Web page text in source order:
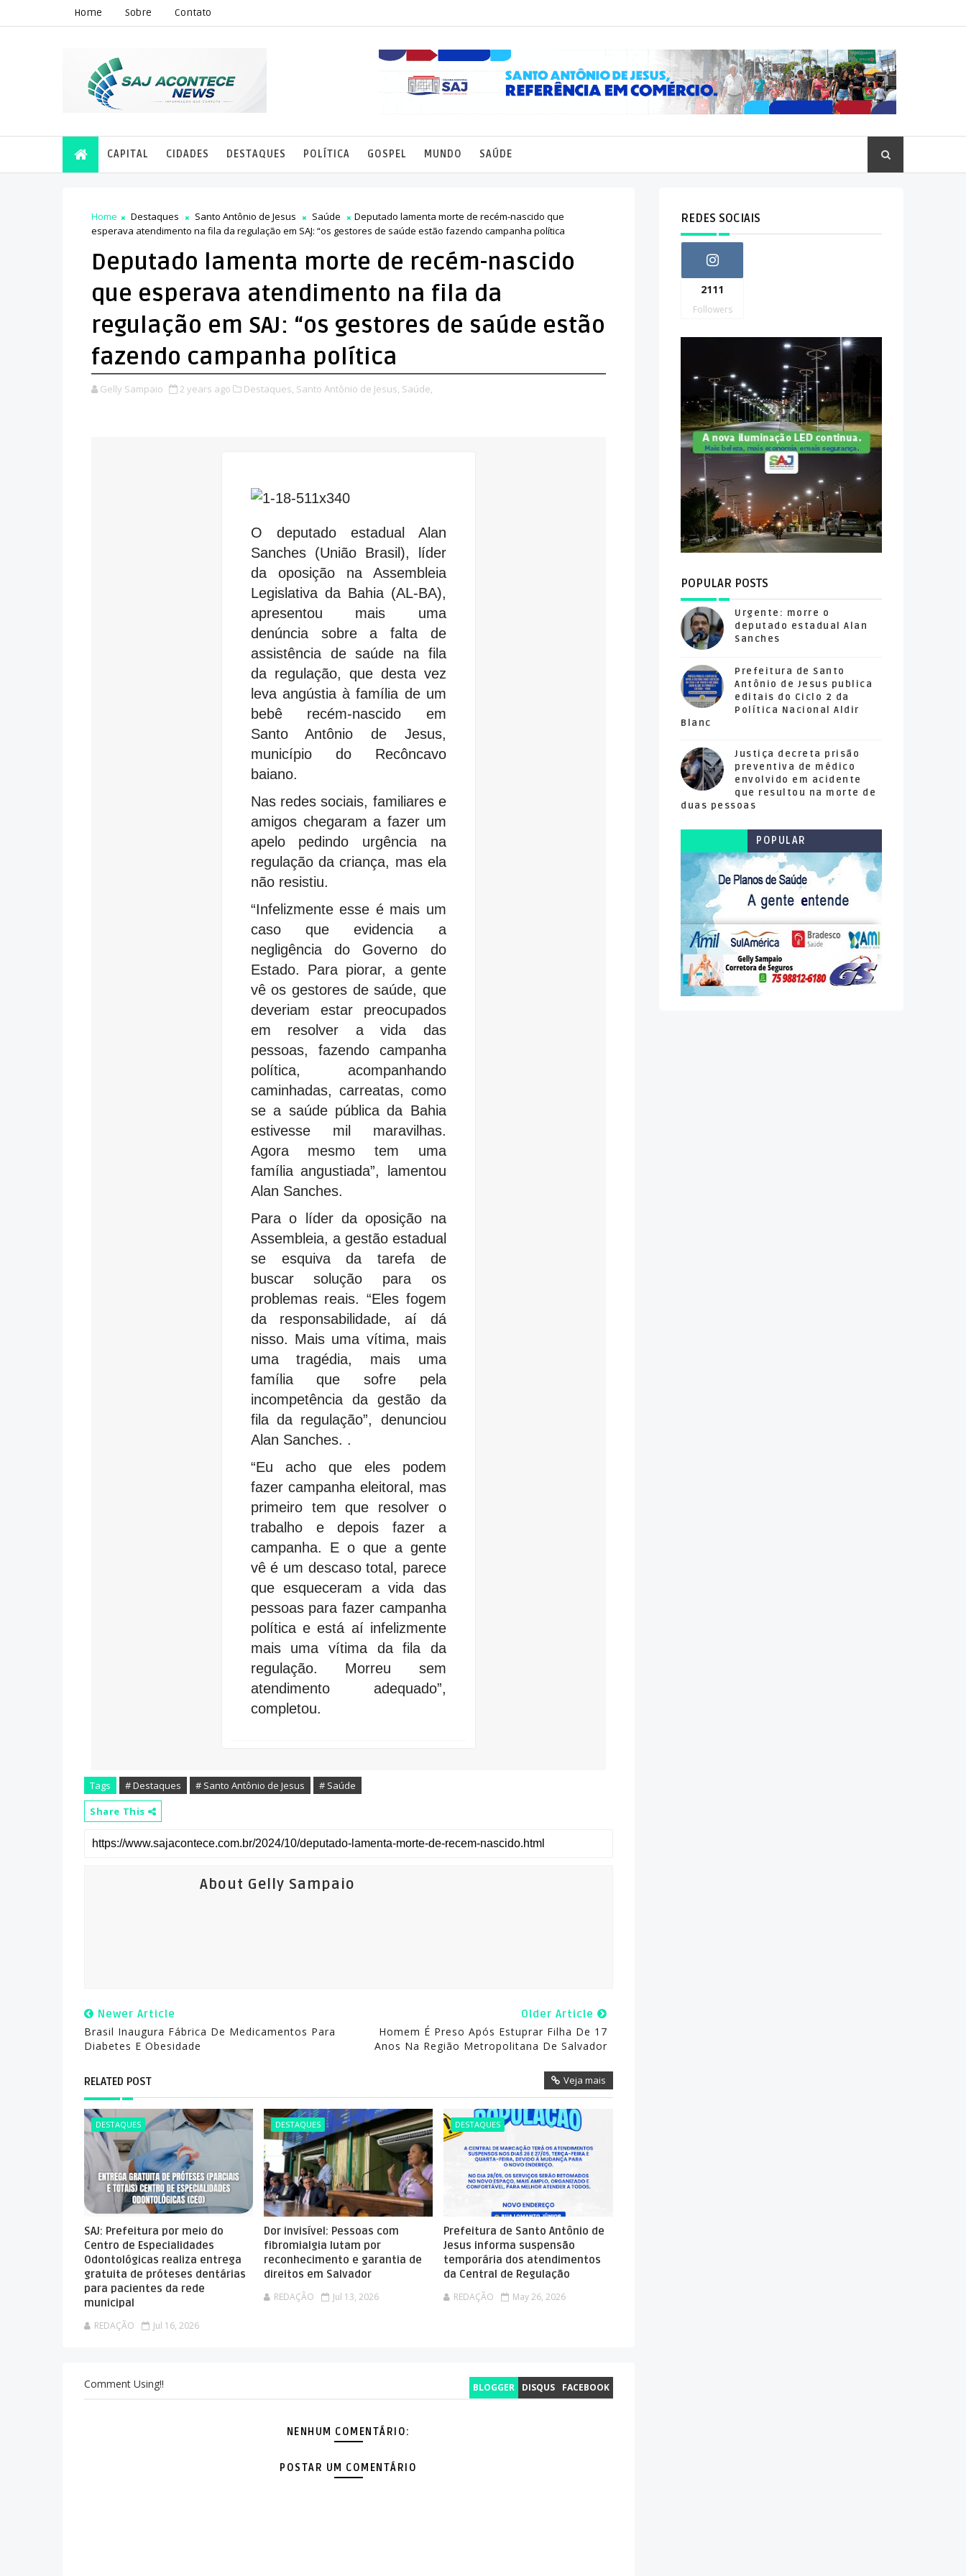
Home Sobre Contato
CAPITAL CIDADES DESTAQUES POLÍTICA GOSPEL MUNDO SAÚDE
Home Destaques Santo Antônio de Jesus Saúde
Deputado lamenta morte de recém-nascido que
esperava atendimento na fila da regulação em SAJ: “os gestores de saúde estão fazendo campanha política
Deputado lamenta morte de recém-nascido
que esperava atendimento na fila da
regulação em SAJ: “os gestores de saúde estão
fazendo campanha política
Gelly Sampaio 2 years ago Destaques, Santo Antônio de Jesus, Saúde,
O deputado estadual Alan
Sanches (União Brasil), líder
da oposição na Assembleia
Legislativa da Bahia (AL-BA),
apresentou mais uma
denúncia sobre a falta de
assistência de saúde na fila
da regulação, que desta vez
leva angústia à família de um
bebê recém-nascido em
Santo Antônio de Jesus,
município do Recôncavo
baiano.
Nas redes sociais, familiares e
amigos chegaram a fazer um
apelo pedindo urgência na
regulação da criança, mas ela
não resistiu.
“Infelizmente esse é mais um
caso que evidencia a
negligência do Governo do
Estado. Para piorar, a gente
vê os gestores de saúde, que
deveriam estar preocupados
em resolver a vida das
pessoas, fazendo campanha
política, acompanhando
caminhadas, carreatas, como
se a saúde pública da Bahia
estivesse mil maravilhas.
Agora mesmo tem uma
família angustiada”, lamentou
Alan Sanches.
Para o líder da oposição na
Assembleia, a gestão estadual
se esquiva da tarefa de
buscar solução para os
problemas reais. “Eles fogem
da responsabilidade, aí dá
nisso. Mais uma vítima, mais
uma tragédia, mais uma
família que sofre pela
incompetência da gestão da
fila da regulação”, denunciou
Alan Sanches. .
“Eu acho que eles podem
fazer campanha eleitoral, mas
primeiro tem que resolver o
trabalho e depois fazer a
campanha. E o que a gente
vê é um descaso total, parece
que esqueceram a vida das
pessoas para fazer campanha
política e está aí infelizmente
mais uma vítima da fila da
regulação. Morreu sem
atendimento adequado”,
completou.
Tags # Destaques # Santo Antônio de Jesus
# Saúde
Share This
About Gelly Sampaio
Newer Article
Brasil Inaugura Fábrica De Medicamentos Para
Diabetes E Obesidade
Older Article
Homem É Preso Após Estuprar Filha De 17
Anos Na Região Metropolitana De Salvador
RELATED POST Veja mais
DESTAQUES
SAJ: Prefeitura por meio do
Centro de Especialidades
Odontológicas realiza entrega
gratuita de próteses dentárias
para pacientes da rede
municipal
REDAÇÃO Jul 16, 2026
DESTAQUES
Dor invisível: Pessoas com
fibromialgia lutam por
reconhecimento e garantia de
direitos em Salvador
REDAÇÃO Jul 13, 2026
DESTAQUES
Prefeitura de Santo Antônio de
Jesus informa suspensão
temporária dos atendimentos
da Central de Regulação
REDAÇÃO May 26, 2026
BLOGGER DISQUS FACEBOOK
Comment Using!!
NENHUM COMENTÁRIO:
POSTAR UM COMENTÁRIO
REDES SOCIAIS
2111
Followers
POPULAR POSTS
Urgente: morre o
deputado estadual Alan
Sanches
Prefeitura de Santo
Antônio de Jesus publica
editais do Ciclo 2 da
Política Nacional Aldir
Blanc
Justiça decreta prisão
preventiva de médico
envolvido em acidente
que resultou na morte de
duas pessoas
POPULAR